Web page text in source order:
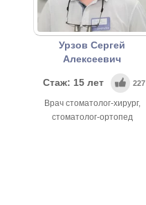
Урзов Сергей
Алексеевич
227
Стаж: 15 лет
Врач стоматолог-хирург,
стоматолог-ортопед